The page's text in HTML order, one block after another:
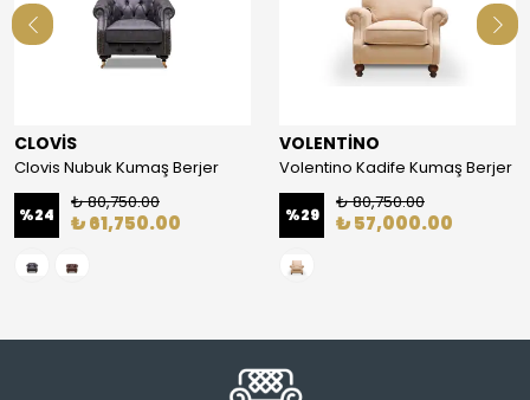
CLOVİS
Clovis Nubuk Kumaş Berjer
%24
₺ 80,750.00
₺ 61,750.00
VOLENTİNO
Volentino Kadife Kumaş Berjer
%29
₺ 80,750.00
₺ 57,000.00